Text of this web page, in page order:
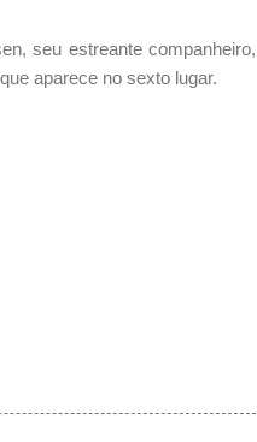
seu estreante companheiro,
aparece no sexto lugar.